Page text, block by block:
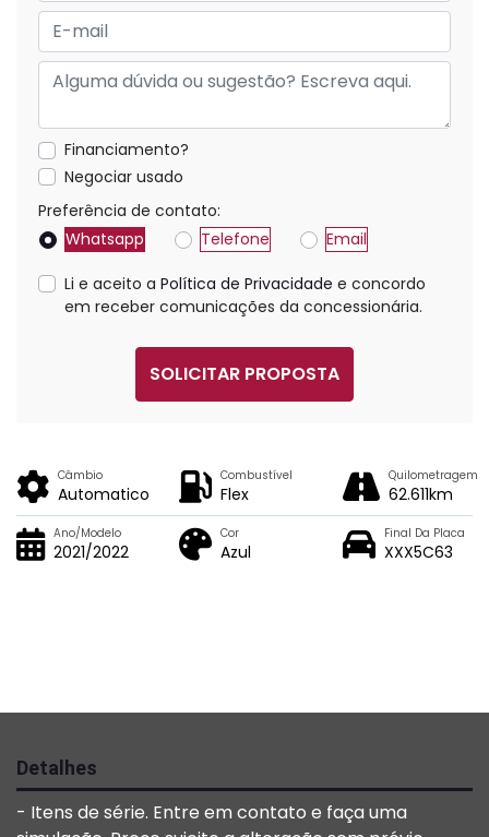
Financiamento?
Negociar usado
Preferência de contato:
Whatsapp
Telefone Email
Li e aceito a Política de Privacidade e concordo
em receber comunicações da concessionária.
SOLICITAR PROPOSTA
Câmbio
Automatico
Combustível
Flex
Quilometragem
62.611km
Ano/Modelo
2021/2022
Cor
Azul
Final Da Placa
XXX5C63
Detalhes
- Itens de série. Entre em contato e faça uma